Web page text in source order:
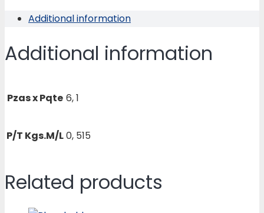
PEQ. Additional information
Additional information
Pzas x Pqte 6, 1
P/T Kgs.M/L0, 515
Related products